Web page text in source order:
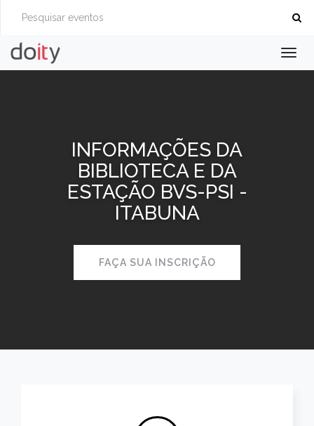
INFORMAÇÕES DA
BIBLIOTECA E DA
ESTAÇÃO BVS-PSI -
ITABUNA
FAÇA SUA INSCRIÇÃO